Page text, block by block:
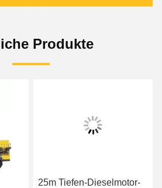
Produkte
25m Tiefen-Dieselmotor-